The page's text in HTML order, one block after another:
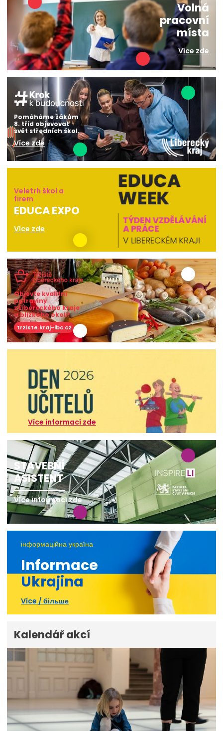
Volná
pracovní
místa
Více zde
Pomáháme žákům
8. tříd objevovat
svět středních škol.
Více zde
Veletrh škol a
firem
EDUCA EXPO
Více zde
Objevte kvalitní
potraviny
z Libereckého kraje
a blízkého okolí!
trziste.kraj-lbc.cz
Více informací zde
STAVEBNÍ
ASISTENT
Více informací zde
інформаційна україна
Informace
Ukrajina
Více / більше
Kalendář akcí